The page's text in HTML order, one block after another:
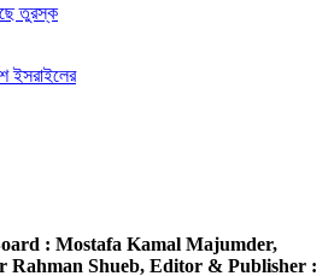
তুরস্ক
ইসরাইলের
: Mostafa Kamal Majumder,
Rahman Shueb, Editor & Publisher :